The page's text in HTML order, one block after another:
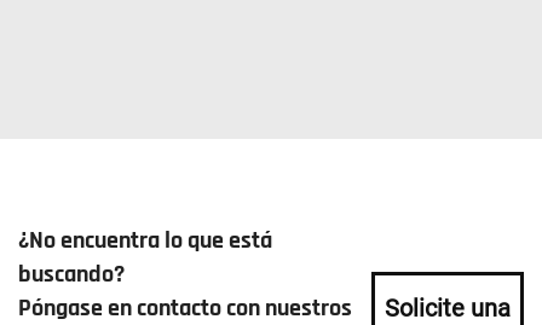
¿No encuentra lo que está
buscando?
Póngase en contacto con nuestros
Solicite una